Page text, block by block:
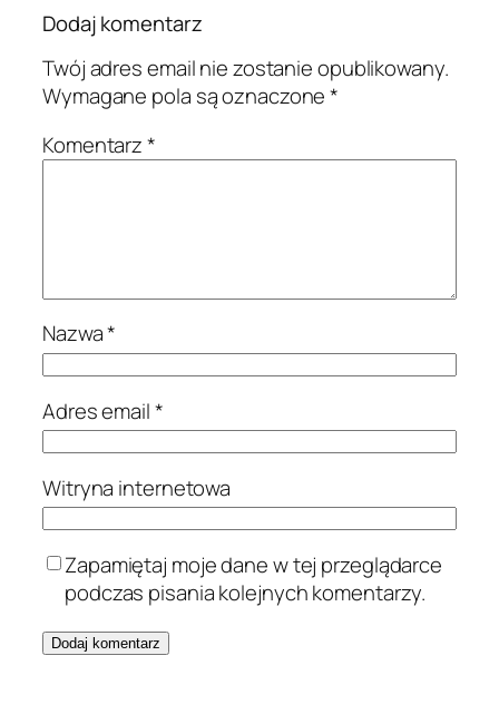
Dodaj komentarz
Twój adres email nie zostanie opublikowany.
Wymagane pola są oznaczone*
Komentarz*
Nazwa*
Adres email*
Witryna internetowa
Zapamiętaj moje dane w tej przeglądarce
podczas pisania kolejnych komentarzy.